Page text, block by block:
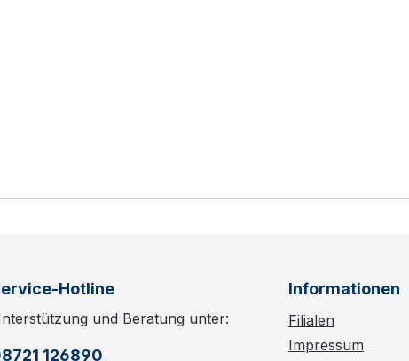
Hotline
und Beratung unter:
126890
Informationen
Filialen
Impressum